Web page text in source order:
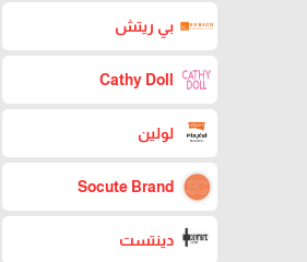
بي ريتش
Cathy Doll
لولين
Socute Brand
دينتست